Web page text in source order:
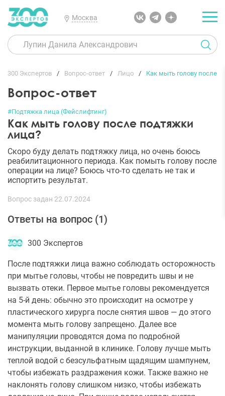
Москва
300 Экспертов Вопрос-ответ Лицо Как мыть голову после
Вопрос-ответ
#Подтяжка лица (Фейслифтинг)
Как мыть голову после подтяжки
лица?
Скоро буду делать подтяжку лица, но очень боюсь
реабилитационного периода. Как помыть голову после
операции на лице? Боюсь что-то сделать не так и
испортить результат.
Вопрос задан 22.07.2024
Ответы на вопрос (1)
300 Экспертов
После подтяжки лица важно соблюдать осторожность
при мытье головы, чтобы не повредить швы и не
вызвать отеки. Первое мытье головы рекомендуется
на 5-й день: обычно это происходит на осмотре у
пластического хирурга после снятия швов — до этого
момента мыть голову запрещено. Далее все
манипуляции проводятся дома по подробной
инструкции, выданной в клинике. Голову лучше мыть
теплой водой с безсульфатным щадящим шампунем,
чтобы избежать раздражения кожи. Также важно не
наклонять голову слишком низко, чтобы избежать